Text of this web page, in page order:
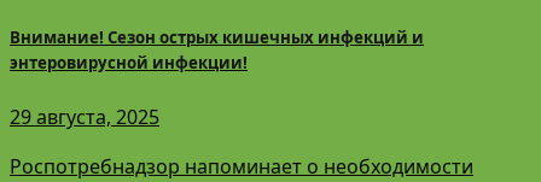
Внимание! Сезон острых кишечных инфекций и
энтеровирусной инфекции!
29 августа, 2025
Роспотребнадзор напоминает о необходимости